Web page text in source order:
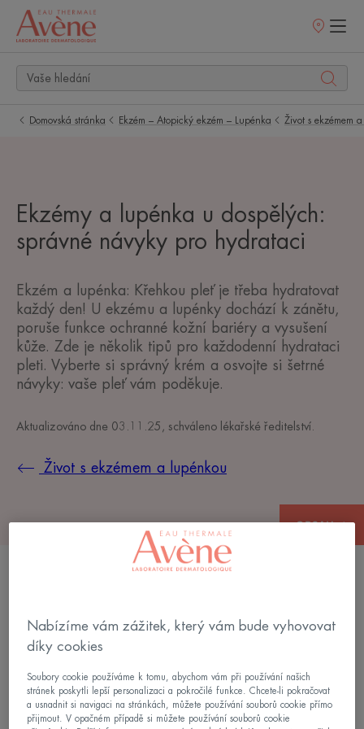
Prodejní
Domovská stránka Ekzém – Atopický ekzém – Lupénka Život s ekzémem
Ekzémy a lupénka u dospělých:
správné návyky pro hydrataci
Ekzém a lupénka: Křehkou pleť je třeba hydratovat
každý den! U ekzému a lupénky dochází k zánětu,
poruše funkce ochranné kožní bariéry a vysušení
kůže. Zde je několik tipů pro každodenní hydrataci
pleti. Vyberte si správný krém a osvojte si šetrné
návyky: vaše pleť vám poděkuje.
Aktualizováno dne 03.11.25 , schváleno lékařské ředitelství
Život s ekzémem a lupénkou
OBSAH
Ekzém: správné hydratační
návyky
Ať už jste v kanceláři nebo na rande, nutkání
škrábat se je nekontrolovatelné a v těch nejhorších
Nabízíme vám zážitek, který vám bude vyhovovat
díky cookies
Soubory cookie používáme k tomu, abychom vám při používání našich
stránek poskytli lepší personalizaci a pokročilé funkce. Chcete-li pokračovat
a usnadnit si navigaci na stránkách, můžete používání souborů cookie přímo
přijmout. V opačném případě si můžete používání souborů cookie